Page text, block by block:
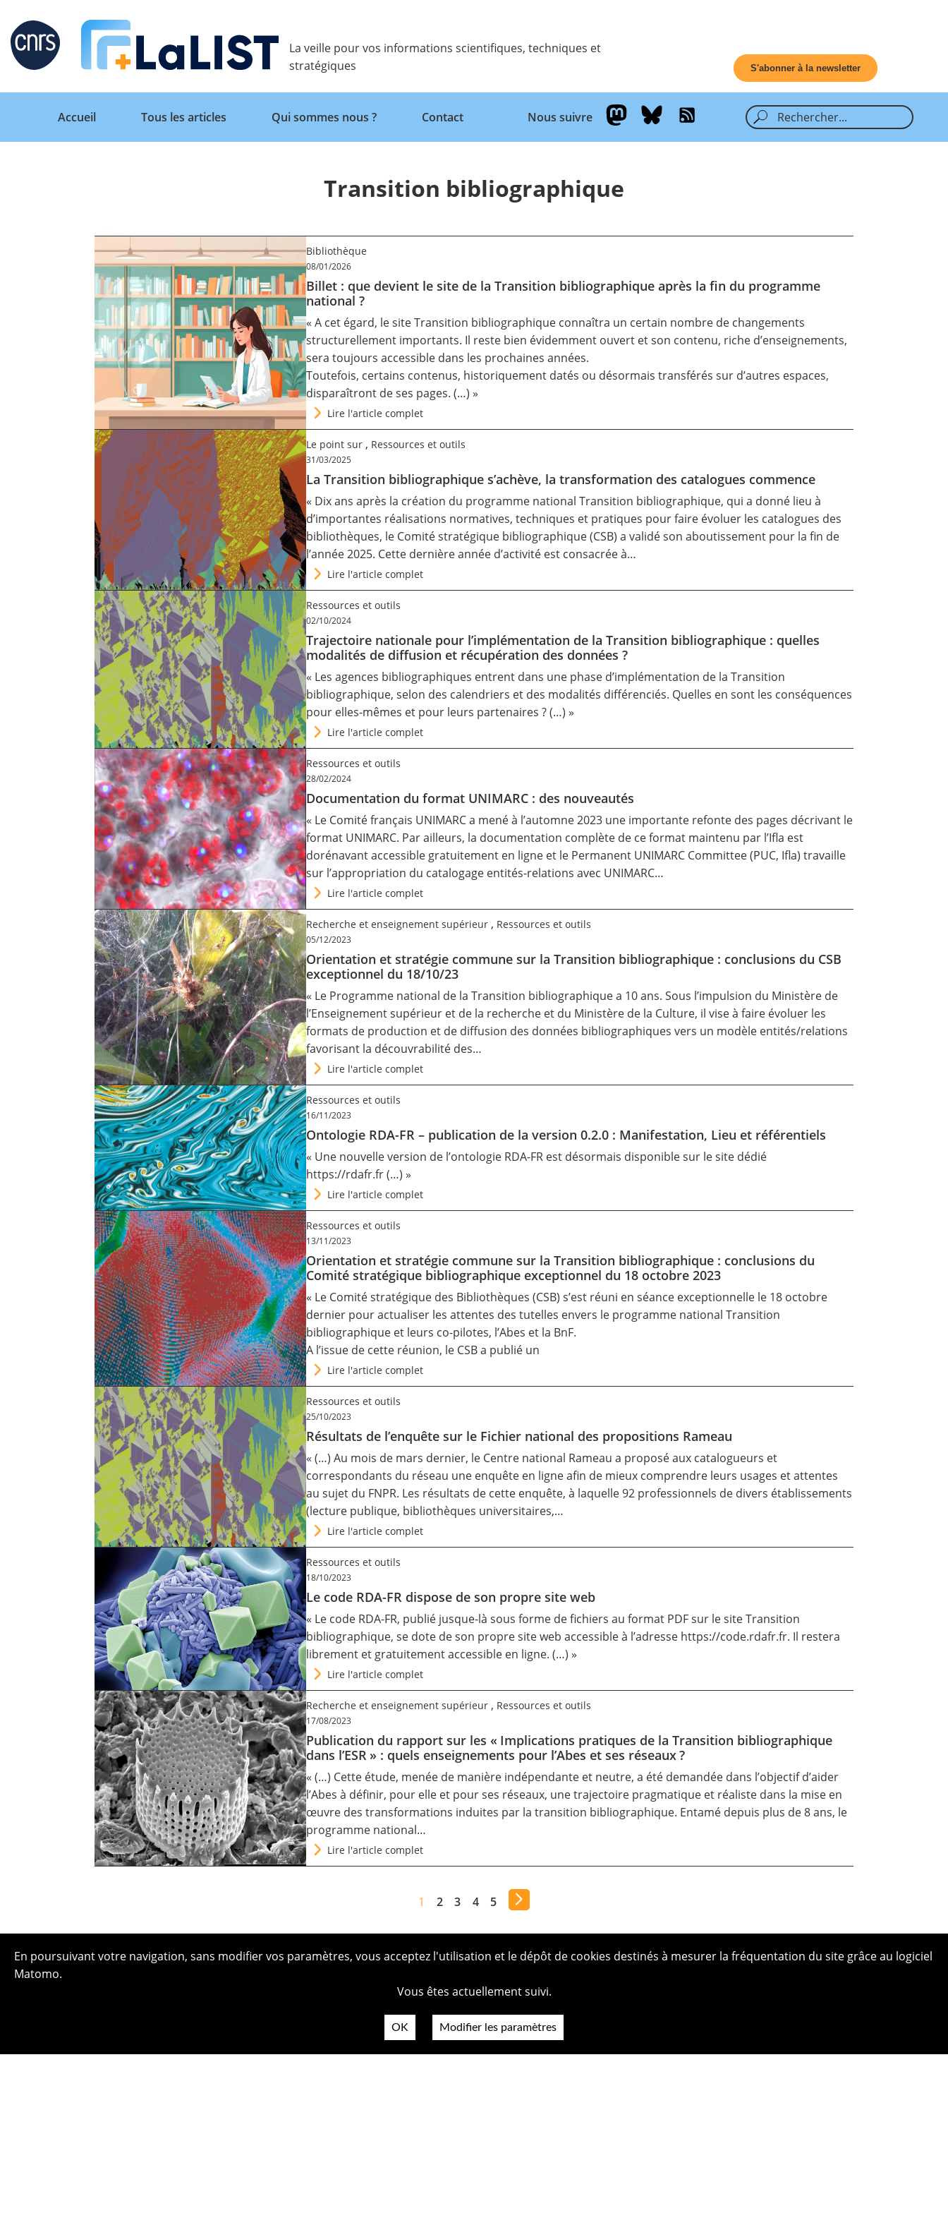
Retour
Tous les articles
Qui sommes nous ?
La veille pour vos informations scientifiques, techniques et
stratégiques
S'abonner à la newsletter
Accueil Tous les articles Qui sommes nous ? Contact Nous suivre
Transition bibliographique
Bibliothèque
08/01/2026
Billet : que devient le site de la Transition bibliographique après la fin du programme
national ?
« A cet égard, le site Transition bibliographique connaîtra un certain nombre de changements
structurellement importants. Il reste bien évidemment ouvert et son contenu, riche d’enseignements,
sera toujours accessible dans les prochaines années.
Toutefois, certains contenus, historiquement datés ou désormais transférés sur d’autres espaces,
disparaîtront de ses pages. (…) »
Lire l'article complet
Le point sur , Ressources et outils
31/03/2025
La Transition bibliographique s’achève, la transformation des catalogues commence
« Dix ans après la création du programme national Transition bibliographique, qui a donné lieu à
d’importantes réalisations normatives, techniques et pratiques pour faire évoluer les catalogues des
bibliothèques, le Comité stratégique bibliographique (CSB) a validé son aboutissement pour la fin de
l’année 2025. Cette dernière année d’activité est consacrée à…
Lire l'article complet
Ressources et outils
02/10/2024
Trajectoire nationale pour l’implémentation de la Transition bibliographique : quelles
modalités de diffusion et récupération des données ?
« Les agences bibliographiques entrent dans une phase d’implémentation de la Transition
bibliographique, selon des calendriers et des modalités différenciés. Quelles en sont les conséquences
pour elles-mêmes et pour leurs partenaires ? (…) »
Lire l'article complet
Ressources et outils
28/02/2024
Documentation du format UNIMARC : des nouveautés
« Le Comité français UNIMARC a mené à l’automne 2023 une importante refonte des pages décrivant le
format UNIMARC. Par ailleurs, la documentation complète de ce format maintenu par l’Ifla est
dorénavant accessible gratuitement en ligne et le Permanent UNIMARC Committee (PUC, Ifla) travaille
sur l’appropriation du catalogage entités-relations avec UNIMARC…
Lire l'article complet
Recherche et enseignement supérieur , Ressources et outils
05/12/2023
Orientation et stratégie commune sur la Transition bibliographique : conclusions du CSB
exceptionnel du 18/10/23
« Le Programme national de la Transition bibliographique a 10 ans. Sous l’impulsion du Ministère de
l’Enseignement supérieur et de la recherche et du Ministère de la Culture, il vise à faire évoluer les
formats de production et de diffusion des données bibliographiques vers un modèle entités/relations
favorisant la découvrabilité des…
Lire l'article complet
Ressources et outils
16/11/2023
Ontologie RDA-FR – publication de la version 0.2.0 : Manifestation, Lieu et référentiels
« Une nouvelle version de l’ontologie RDA-FR est désormais disponible sur le site dédié
https://rdafr.fr(…) »
Lire l'article complet
Ressources et outils
13/11/2023
Orientation et stratégie commune sur la Transition bibliographique : conclusions du
Comité stratégique bibliographique exceptionnel du 18 octobre 2023
« Le Comité stratégique des Bibliothèques (CSB) s’est réuni en séance exceptionnelle le 18 octobre
dernier pour actualiser les attentes des tutelles envers le programme national Transition
bibliographique et leurs co-pilotes, l’Abes et la BnF.
A l’issue de cette réunion, le CSB a publié un
Lire l'article complet
Ressources et outils
25/10/2023
Résultats de l’enquête sur le Fichier national des propositions Rameau
« (…) Au mois de mars dernier, le Centre national Rameau a proposé aux catalogueurs et
correspondants du réseau une enquête en ligne afin de mieux comprendre leurs usages et attentes
au sujet du FNPR. Les résultats de cette enquête, à laquelle 92 professionnels de divers établissements
(lecture publique, bibliothèques universitaires,…
Lire l'article complet
Ressources et outils
18/10/2023
Le code RDA-FR dispose de son propre site web
« Le code RDA-FR, publié jusque-là sous forme de fichiers au format PDF sur le site Transition
bibliographique, se dote de son propre site web accessible à l’adresse https://code.rdafr.fr. Il restera
librement et gratuitement accessible en ligne. (…) »
Lire l'article complet
Recherche et enseignement supérieur , Ressources et outils
17/08/2023
Publication du rapport sur les « Implications pratiques de la Transition bibliographique
dans l’ESR » : quels enseignements pour l’Abes et ses réseaux ?
« (…) Cette étude, menée de manière indépendante et neutre, a été demandée dans l’objectif d’aider
l’Abes à définir, pour elle et pour ses réseaux, une trajectoire pragmatique et réaliste dans la mise en
œuvre des transformations induites par la transition bibliographique. Entamé depuis plus de 8 ans, le
programme national…
Lire l'article complet
1 2 3 4 5
En poursuivant votre navigation, sans modifier vos paramètres, vous acceptez l'utilisation et le dépôt de cookies destinés à mesurer la fréquentation du site grâce au logiciel
Matomo.
Vous êtes actuellement suivi.
OK Modifier les paramètres